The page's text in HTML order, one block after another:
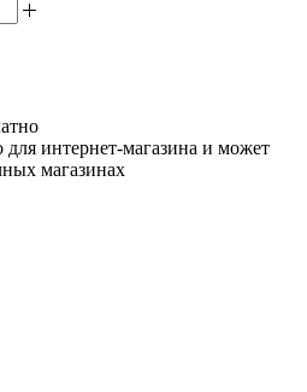
для интернет-магазина и может
магазинах